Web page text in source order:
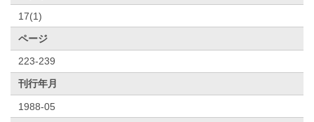
17(1)
ページ
223-239
刊行年月
1988-05